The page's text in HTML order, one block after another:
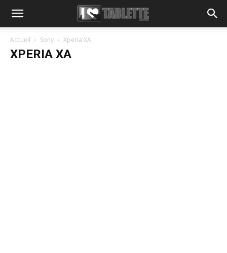
Accueil Sony Xperia XA
XPERIA XA